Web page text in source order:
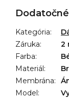
Kategória:
Záruka:
2
Farba:
Materiál :
Membrána:
Model :